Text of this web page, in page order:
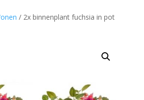
/ 2x binnenplant fuchsia in pot